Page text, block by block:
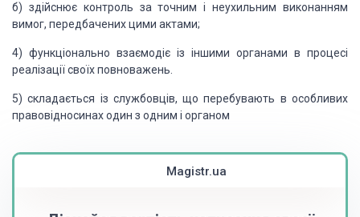
б) здійснює контроль за точним і неухильним виконанням
вимог, передбачених цими актами;
4) функціонально взаємодіє із іншими органами в процесі
реалізації своїх повноважень.
5) складається із службовців, що перебувають в особливих
правовідносинах один з одним і органом
Magistr.ua